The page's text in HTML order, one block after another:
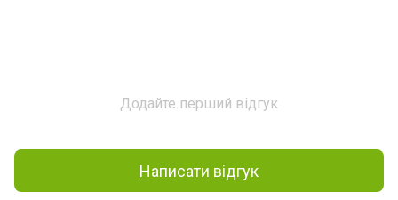
Додайте перший відгук
Написати відгук